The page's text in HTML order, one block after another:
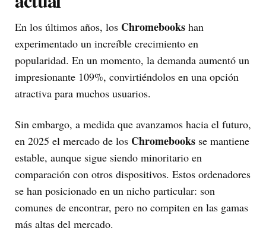
En los últimos años, los Chromebooks han
experimentado un increíble crecimiento en
popularidad. En un momento, la demanda aumentó un
impresionante 109%, convirtiéndolos en una opción
atractiva para muchos usuarios.
Sin embargo, a medida que avanzamos hacia el futuro,
en 2025 el mercado de los Chromebooks se mantiene
estable, aunque sigue siendo minoritario en
comparación con otros dispositivos. Estos ordenadores
se han posicionado en un nicho particular: son
comunes de encontrar, pero no compiten en las gamas
más altas del mercado.